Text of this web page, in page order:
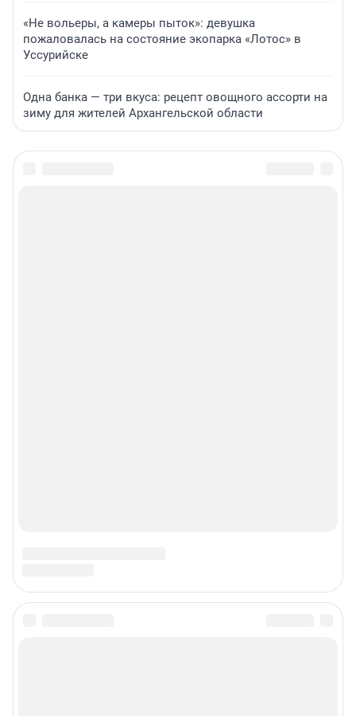
«Не вольеры, а камеры пыток»: девушка
пожаловалась на состояние экопарка «Лотос» в
Уссурийске
Одна банка — три вкуса: рецепт овощного ассорти на
зиму для жителей Архангельской области